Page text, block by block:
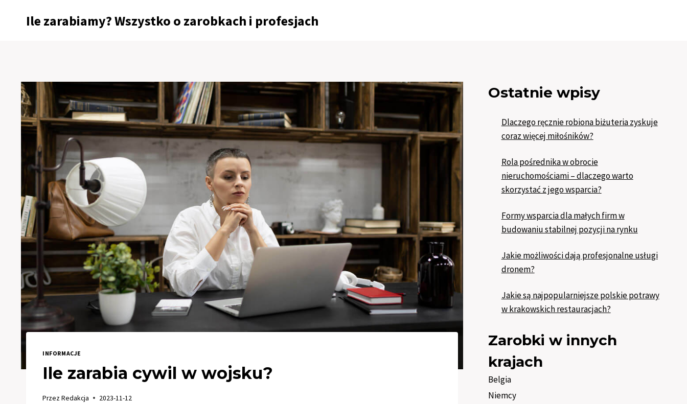
Ile zarabiamy? Wszystko o zarobkach i profesjach
INFORMACJE
Ile zarabia cywil w wojsku?
PrzezRedakcja 2023-11-12
Ostatnie wpisy
Dlaczego ręcznie robiona biżuteria zyskuje
coraz więcej miłośników?
Rola pośrednika w obrocie
nieruchomościami – dlaczego warto
skorzystać z jego wsparcia?
Formy wsparcia dla małych firm w
budowaniu stabilnej pozycji na rynku
Jakie możliwości dają profesjonalne usługi
dronem?
Jakie są najpopularniejsze polskie potrawy
w krakowskich restauracjach?
Zarobki w innych
krajach
Belgia
Niemcy